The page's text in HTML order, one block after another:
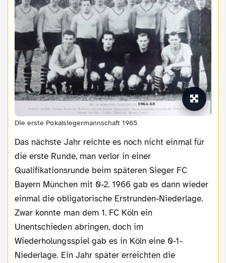
Die erste Pokalsiegermannschaft 1965
Das nächste Jahr reichte es noch nicht einmal für
die erste Runde, man verlor in einer
Qualifikationsrunde beim späteren Sieger FC
Bayern München mit 0-2. 1966 gab es dann wieder
einmal die obligatorische Erstrunden-Niederlage.
Zwar konnte man dem 1. FC Köln ein
Unentschieden abringen, doch im
Wiederholungsspiel gab es in Köln eine 0-1-
Niederlage. Ein Jahr später erreichten die